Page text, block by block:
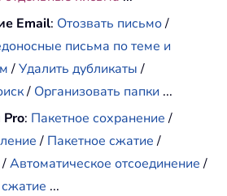
Email: Отозвать письмо/
письма по теме и
/Удалить дубликаты/
/ Организовать папки ...
: Пакетное сохранение/
/ Пакетное сжатие/
/Автоматическое отсоединение/
...